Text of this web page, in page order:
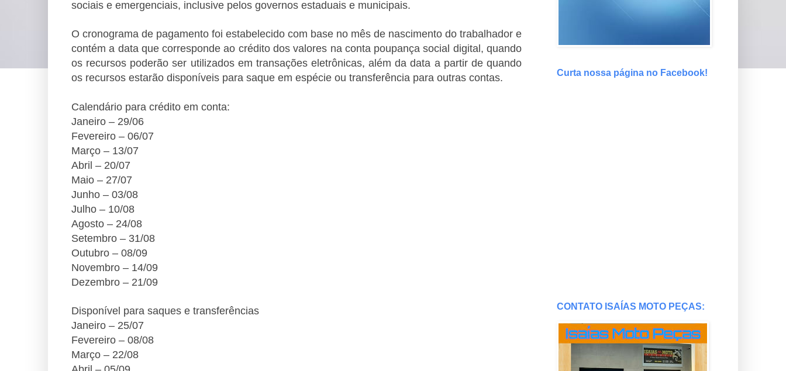
sociais e emergenciais, inclusive pelos governos estaduais e municipais.
O cronograma de pagamento foi estabelecido com base no mês de nascimento do trabalhador e
contém a data que corresponde ao crédito dos valores na conta poupança social digital, quando
os recursos poderão ser utilizados em transações eletrônicas, além da data a partir de quando
os recursos estarão disponíveis para saque em espécie ou transferência para outras contas.
Calendário para crédito em conta:
Janeiro – 29/06
Fevereiro – 06/07
Março – 13/07
Abril – 20/07
Maio – 27/07
Junho – 03/08
Julho – 10/08
Agosto – 24/08
Setembro – 31/08
Outubro – 08/09
Novembro – 14/09
Dezembro – 21/09
Disponível para saques e transferências
Janeiro – 25/07
Fevereiro – 08/08
Março – 22/08
Curta nossa página no Facebook!
CONTATO ISAÍAS MOTO PEÇAS: